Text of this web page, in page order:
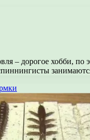
– дорогое хобби,